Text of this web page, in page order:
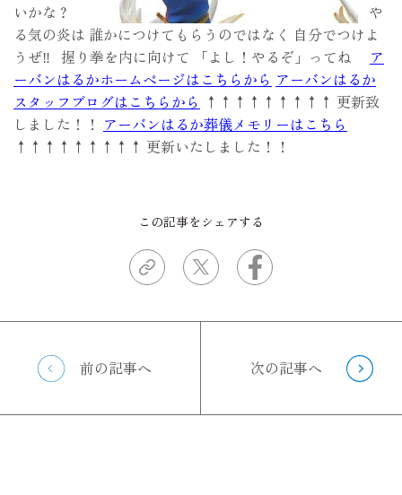
いかな？
や
る気の炎は 誰かにつけてもらうのではなく 自分でつけよ
うぜ‼︎ 握り拳を内に向けて 「よし！やるぞ」ってね ア
ーバンはるかホームページはこちらから アーバンはるか
スタッフブログはこちらから ↑↑↑↑↑↑↑↑↑ 更新致
しました！！ アーバンはるか葬儀メモリーはこちら
↑↑↑↑↑↑↑↑↑ 更新いたしました！！
この記事をシェアする
前の記事へ 次の記事へ